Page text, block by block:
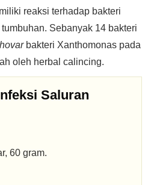
reaksi terhadap bakteri
Sebanyak 14 bakteri
bakteri Xanthomonas pada
oleh herbal calincing.
Saluran
60 gram.